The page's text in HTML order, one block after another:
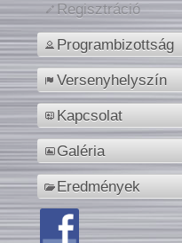
Regisztráció
Programbizottság
Versenyhelyszín
Kapcsolat
Galéria
Eredmények